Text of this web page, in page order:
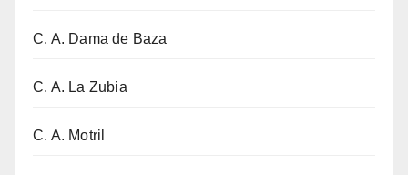
C. A. Dama de Baza
C. A. La Zubia
C. A. Motril